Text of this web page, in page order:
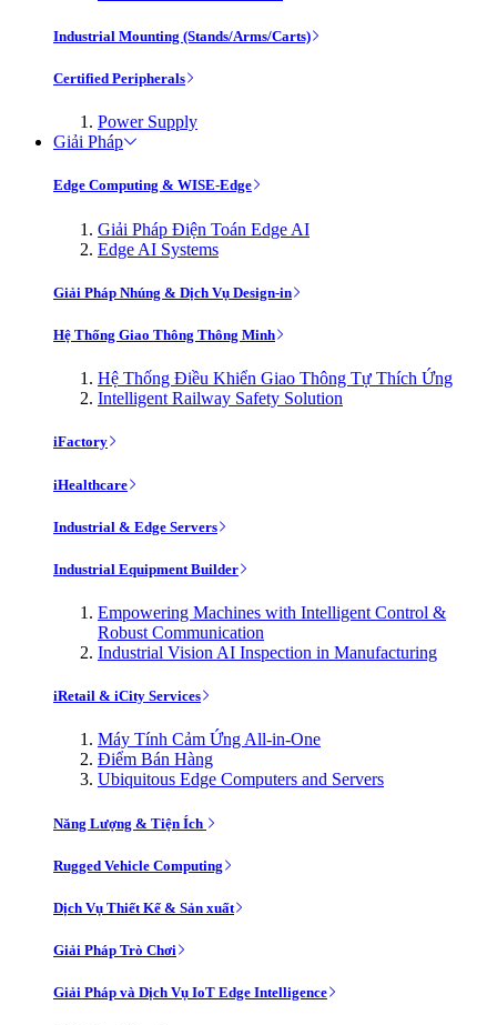
Industrial Mounting (Stands/Arms/Carts)
Certified Peripherals
Power Supply
Giải Pháp
Edge Computing & WISE-Edge
Giải Pháp Điện Toán Edge AI
Edge AI Systems
Giải Pháp Nhúng & Dịch Vụ Design-in
Hệ Thống Giao Thông Thông Minh
Hệ Thống Điều Khiển Giao Thông Tự Thích Ứng
Intelligent Railway Safety Solution
iFactory
iHealthcare
Industrial & Edge Servers
Industrial Equipment Builder
Empowering Machines with Intelligent Control &
Robust Communication
Industrial Vision AI Inspection in Manufacturing
iRetail & iCity Services
Máy Tính Cảm Ứng All-in-One
Điểm Bán Hàng
Ubiquitous Edge Computers and Servers
Năng Lượng & Tiện Ích
Rugged Vehicle Computing
Dịch Vụ Thiết Kế & Sản xuất
Giải Pháp Trò Chơi
Giải Pháp và Dịch Vụ IoT Edge Intelligence